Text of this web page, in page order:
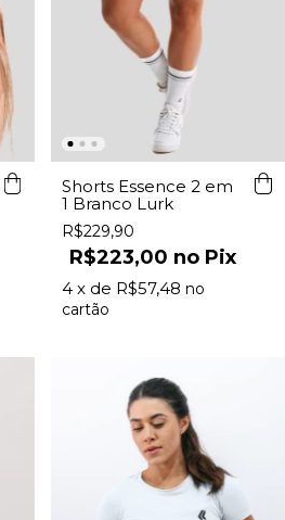
Shorts Essence 2 em
1 Branco Lurk
R$229,90
R$223,00 Pix
4 x de R$57,48